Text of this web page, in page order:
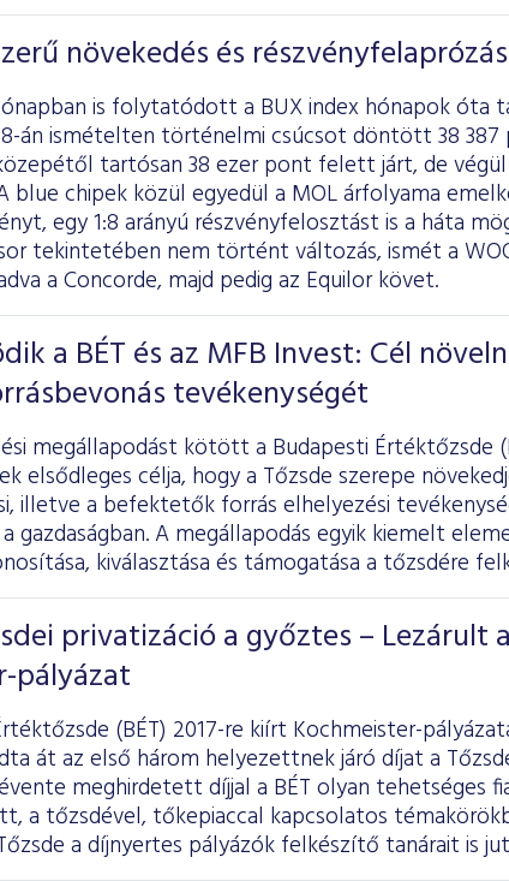
növekedés és részvényfelaprózás
is folytatódott a BUX index hónapok óta
án ismételten történelmi csúcsot döntött 38 387
tartósan 38 ezer pont felett járt, de
blue chipek közül egyedül a MOL árfolyama
egy 1:8 arányú részvényfelosztást is a háta
tekintetében nem történt változás, ismét a
a Concorde, majd pedig az Equilor követ.
a BÉT és az MFB Invest: Cél
tevékenységét
megállapodást kötött a Budapesti Értéktőzsde
elsődleges célja, hogy a Tőzsde szerepe
illetve a befektetők forrás elhelyezési
gazdaságban. A megállapodás egyik kiemelt
kiválasztása és támogatása a tőzsdére
privatizáció a győztes – Lezárult a
pályázat
(BÉT) 2017-re kiírt Kochmeister-
át az első három helyezettnek járó díjat a
meghirdetett díjjal a BÉT olyan tehetséges
a tőzsdével, tőkepiaccal kapcsolatos
a díjnyertes pályázók felkészítő tanárait is